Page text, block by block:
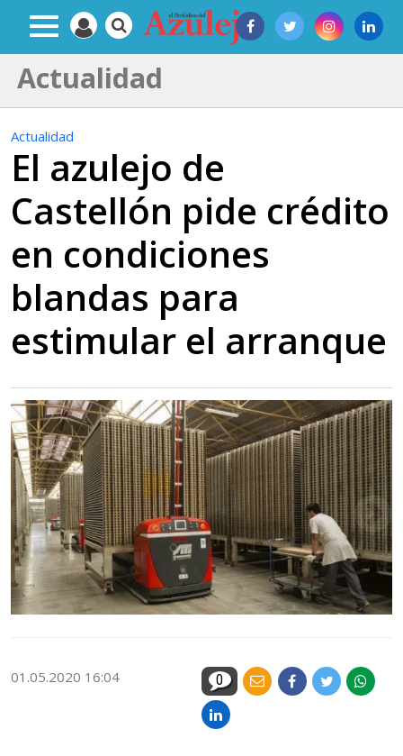
Actualidad
Actualidad
El azulejo de
Castellón pide crédito
en condiciones
blandas para
estimular el arranque
01.05.2020 16:04 0